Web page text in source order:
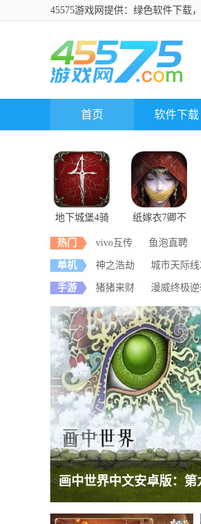
45575游戏网提供：绿色软件下载
首页 软件下载
地下城堡4骑
史
纸嫁衣7卿不
热门 vivo互传 鱼泡直聘
单机 神之浩劫 城市天际线
手游 猪猪来财 漫威终极